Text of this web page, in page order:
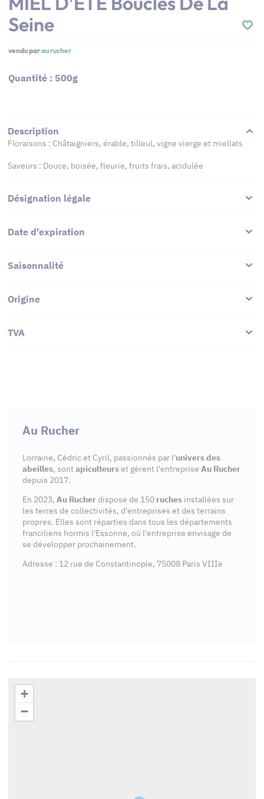
Seine
vendu parau rucher
Quantité : 500g
Description
Floraisons : Châtaigniers, érable, tilleul, vigne vierge et miellats
Saveurs : Douce, boisée, fleurie, fruits frais, acidulée
Désignation légale
Date d'expiration
Saisonnalité
Origine
TVA
Au Rucher
Lorraine, Cédric et Cyril, passionnés par l'univers des
abeilles, sontapiculteurset gèrent l'entreprise Au Rucher
depuis 2017.
En 2023, Au Rucherdispose de 150 ruches installées sur
les terres de collectivités, d'entreprises et des terrains
propres. Elles sont réparties dans tous les départements
franciliens hormis l'Essonne, où l'entreprise envisage de
se développer prochainement.
Adresse : 12 rue de Constantinople, 75008 Paris VIIIe
+
−